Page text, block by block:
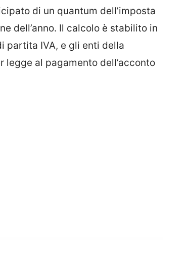
di un quantum dell’imposta
dell’anno. Il calcolo è stabilito in
partita IVA, e gli enti della
legge al pagamento dell’acconto